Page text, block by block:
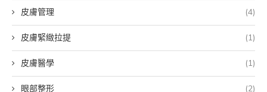
皮膚管理 (4)
皮膚緊緻拉提 (1)
皮膚醫學 (1)
眼部整形 (2)